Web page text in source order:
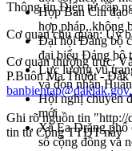
Họp Ban Chỉ đạo
hợp pháp, không
Đại hội Đảng bộ
đại biểu Đảng bộ
Lực lượng vũ
và đón nhận
Hội nghị chuyên
mới
Xã Ea Drăng phổ
số cộng đồng và
Thông tin Điện tử cấp
Cơ quan chủ quản: Ủy
Cơ quan thường trực:
P.Buôn Ma Thuột -
Ghi rõ nguồn tin "http://
tin từ Cổng TTĐT này